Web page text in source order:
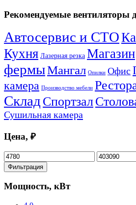
Рекомендуемые вентиляторы
Автосервис и СТО
Кухня Лазерная резка Магазин
фермыМангал Опилки Офис
камера Производство мебели
Склад Спортзал
Сушильная камера
Цена, ₽
Минимальная
цена
цена
Фильтрация
Мощность, кВт